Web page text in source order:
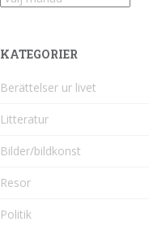
KATEGORIER
Berättelser ur livet
Litteratur
Bilder/bildkonst
Resor
Politik